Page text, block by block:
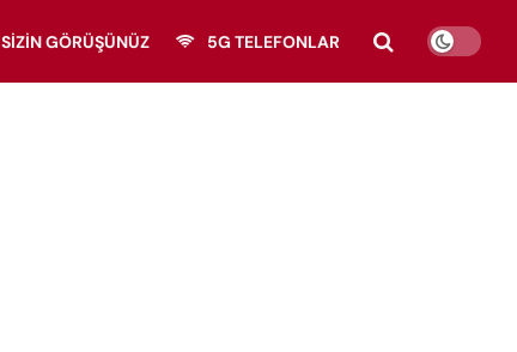
SIZIN GÖRÜŞÜNÜZ 5G TELEFONLAR